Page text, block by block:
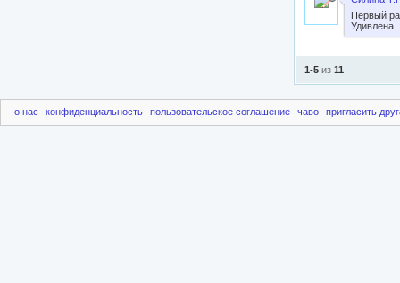
Первый
Удивлена.
1-5 из 11
о нас конфиденциальность пользовательское соглашение чаво пригласить